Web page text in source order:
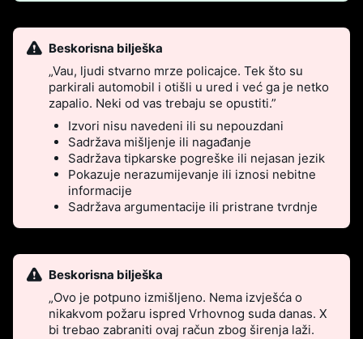
Beskorisna bilješka
„Vau, ljudi stvarno mrze policajce. Tek što su
parkirali automobil i otišli u ured i već ga je netko
zapalio. Neki od vas trebaju se opustiti.”
Izvori nisu navedeni ili su nepouzdani
Sadržava mišljenje ili nagađanje
Sadržava tipkarske pogreške ili nejasan jezik
Pokazuje nerazumijevanje ili iznosi nebitne
informacije
Sadržava argumentacije ili pristrane tvrdnje
Beskorisna bilješka
„Ovo je potpuno izmišljeno. Nema izvješća o
nikakvom požaru ispred Vrhovnog suda danas. X
bi trebao zabraniti ovaj račun zbog širenja laži.